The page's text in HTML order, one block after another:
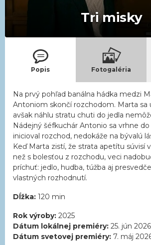
Tri misky
Popis Fotogaléria
Na prvý pohľad banálna hádka medzi
Antoniom skončí rozchodom. Marta sa
avšak náhlu stratu chuti do jedla
Nádejný šéfkuchár Antonio sa vrhne
inicioval rozchod, nedokáže na bývalú
Keď Marta zistí, že strata apetítu súvisí
než s bolesťou z rozchodu, veci
príchuť: jedlo, hudba, túžba aj
vlastných rozhodnutí.
Dĺžka: 120 min
Rok výroby: 2025
Dátum lokálnej premiéry: 25. jún 2026
Dátum svetovej premiéry: 7. máj